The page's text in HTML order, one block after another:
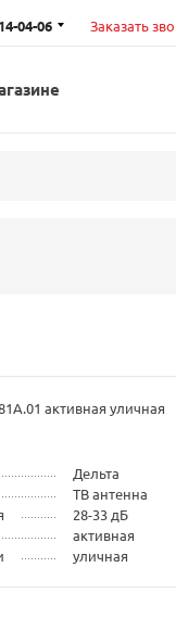
04-06 Заказать
активная уличная
Дельта
ТВ антенна
28-33 дБ
активная
уличная